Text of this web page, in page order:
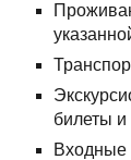
билеты и
Входные